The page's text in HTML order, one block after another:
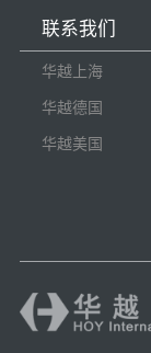
联系我们
华越上海
华越德国
华越美国